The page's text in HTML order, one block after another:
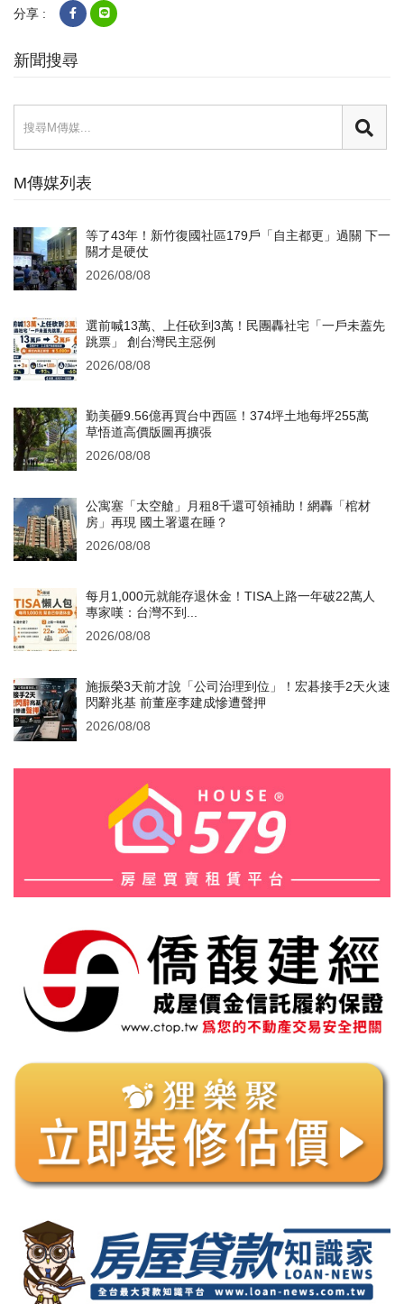
新聞搜尋
M傳媒列表
等了43年！新竹復國社區179戶「自主都更」過關 下一
關才是硬仗
2026/08/08
選前喊13萬、上任砍到3萬！民團轟社宅「一戶未蓋先
跳票」 創台灣民主惡例
2026/08/08
勤美砸9.56億再買台中西區！374坪土地每坪255萬
草悟道高價版圖再擴張
2026/08/08
公寓塞「太空艙」月租8千還可領補助！網轟「棺材
房」再現 國土署還在睡？
2026/08/08
每月1,000元就能存退休金！TISA上路一年破22萬人
專家嘆：台灣不到...
2026/08/08
施振榮3天前才說「公司治理到位」！宏碁接手2天火速
閃辭兆基 前董座李建成慘遭聲押
2026/08/08
分享 :